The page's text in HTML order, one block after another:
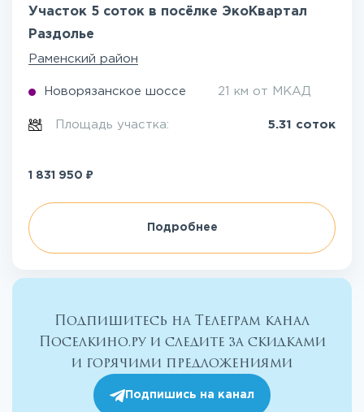
Участок 5 соток в посёлке ЭкоКвартал
Раздолье
Раменский район
Новорязанское шоссе 21 км от МКАД
Площадь участка: 5.31 соток
1 831 950 ₽
Подробнее
Подпишитесь на Телеграм канал
Поселкино.ру и следите за скидками
и горячими предложениями
Подпишись на канал